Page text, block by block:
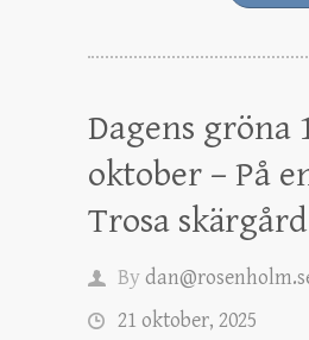
Dagens gröna
oktober – På
Trosa skärgård
By
21 oktober, 2025